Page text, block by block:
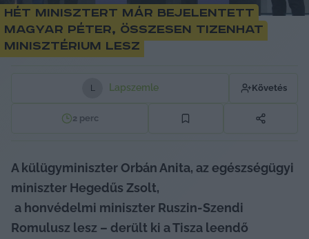
Hét minisztert már bejelentett
Magyar Péter, összesen tizenhat
minisztérium lesz
L Lapszemle Követés
2perc
A külügyminiszter Orbán Anita, az egészségügyi
miniszter Hegedűs Zsolt,
a honvédelmi miniszter Ruszin-Szendi
Romulusz lesz – derült ki a Tisza leendő